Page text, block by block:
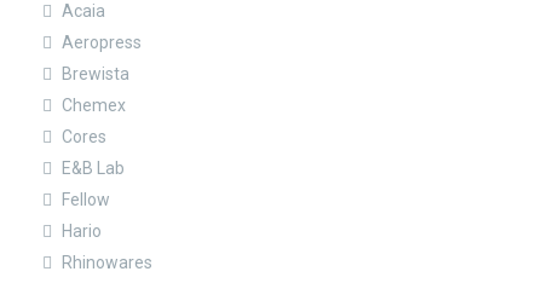
Acaia
Aeropress
Brewista
Chemex
Cores
E&B Lab
Fellow
Hario
Rhinowares